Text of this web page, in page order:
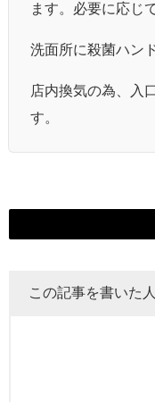
ます。必要に応じ
洗面所に殺菌ハン
店内換気の為、入
す。
この記事を書いた人